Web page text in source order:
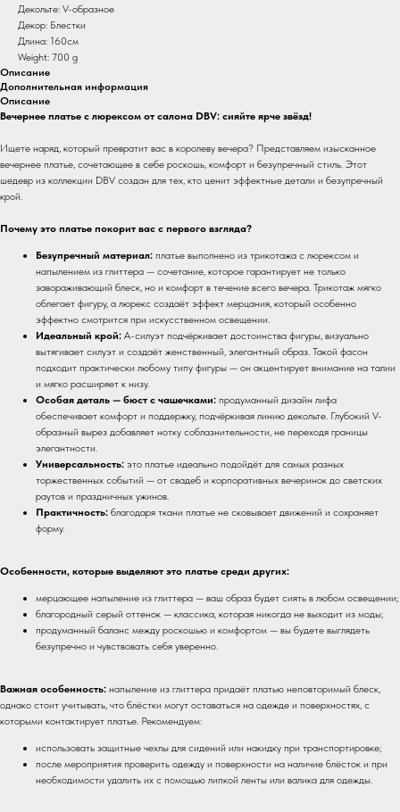
Декольте: V-образное
Декор: Блестки
Длина: 160см
Weight: 700 g
Описание
Дополнительная информация
Описание
Вечернее платье с люрексом от салона DBV: сияйте ярче звёзд!
Ищете наряд, который превратит вас в королеву вечера? Представляем изысканное
вечернее платье, сочетающее в себе роскошь, комфорт и безупречный стиль. Этот
шедевр из коллекции DBV создан для тех, кто ценит эффектные детали и безупречный
крой.
Почему это платье покорит вас с первого взгляда?
Безупречный материал: платье выполнено из трикотажа с люрексом и
напылением из глиттера — сочетание, которое гарантирует не только
завораживающий блеск, но и комфорт в течение всего вечера. Трикотаж мягко
облегает фигуру, а люрекс создаёт эффект мерцания, который особенно
эффектно смотрится при искусственном освещении.
Идеальный крой: А-силуэт подчёркивает достоинства фигуры, визуально
вытягивает силуэт и создаёт женственный, элегантный образ. Такой фасон
подходит практически любому типу фигуры — он акцентирует внимание на талии
и мягко расширяет к низу.
Особая деталь — бюст с чашечками: продуманный дизайн лифа
обеспечивает комфорт и поддержку, подчёркивая линию декольте. Глубокий V-
образный вырез добавляет нотку соблазнительности, не переходя границы
элегантности.
Универсальность: это платье идеально подойдёт для самых разных
торжественных событий — от свадеб и корпоративных вечеринок до светских
раутов и праздничных ужинов.
Практичность: благодаря ткани платье не сковывает движений и сохраняет
форму.
Особенности, которые выделяют это платье среди других:
мерцающее напыление из глиттера — ваш образ будет сиять в любом освещении;
благородный серый оттенок — классика, которая никогда не выходит из моды;
продуманный баланс между роскошью и комфортом — вы будете выглядеть
безупречно и чувствовать себя уверенно.
Важная особенность: напыление из глиттера придаёт платью неповторимый блеск,
однако стоит учитывать, что блёстки могут оставаться на одежде и поверхностях, с
которыми контактирует платье. Рекомендуем:
использовать защитные чехлы для сидений или накидку при транспортировке;
после мероприятия проверить одежду и поверхности на наличие блёсток и при
необходимости удалить их с помощью липкой ленты или валика для одежды.